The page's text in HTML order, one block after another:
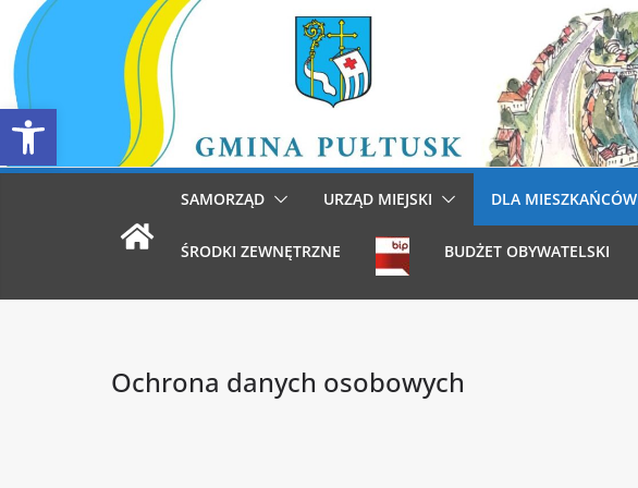
Otwórz pasek narzędzi
Przejdź
do
treści
SAMORZĄD URZĄD MIEJSKI DLA MIESZKAŃCÓW
ŚRODKI ZEWNĘTRZNE BUDŻET OBYWATELSKI
Ochrona danych osobowych